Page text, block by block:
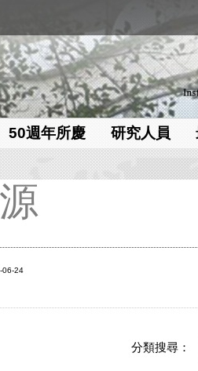
50週年所慶 研究人員
06-24
分類搜尋：